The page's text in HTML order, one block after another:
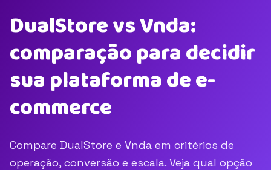
DualStore vs Vnda:
comparação para decidir
sua plataforma de e-
commerce
Compare DualStore e Vnda em critérios de
operação, conversão e escala. Veja qual opção